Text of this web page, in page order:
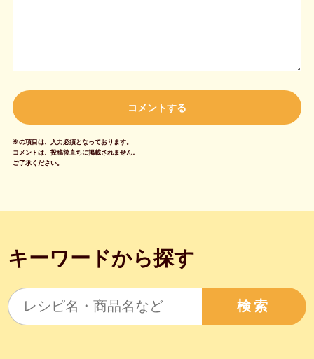
※の項目は、入力必須となっております。
コメントは、投稿後直ちに掲載されません。
ご了承ください。
キーワードから探す
検索